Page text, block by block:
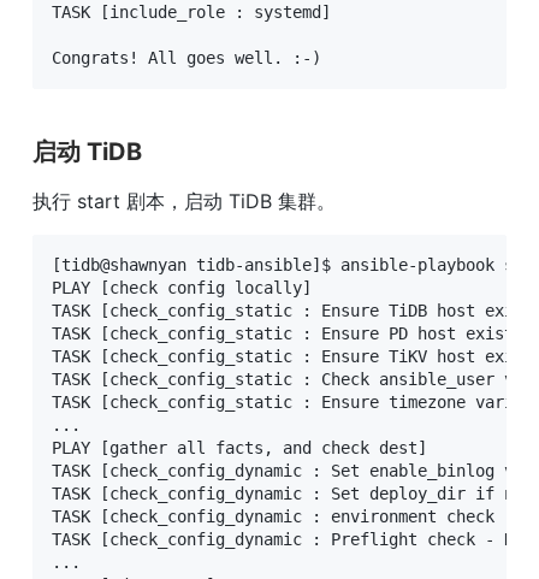
TASK [include_role : systemd]
Congrats! All goes well. :-)
启动 TiDB
执行 start 剧本，启动 TiDB 集群。
[tidb@shawnyan tidb-ansible]$ ansible-playbook
PLAY [check config locally]
TASK [check_config_static : Ensure TiDB host
TASK [check_config_static : Ensure PD host
TASK [check_config_static : Ensure TiKV host
TASK [check_config_static : Check ansible_user
TASK [check_config_static : Ensure timezone
...
PLAY [gather all facts, and check dest]
TASK [check_config_dynamic : Set enable_binlog
TASK [check_config_dynamic : Set deploy_dir if
TASK [check_config_dynamic : environment check
TASK [check_config_dynamic : Preflight check -
...